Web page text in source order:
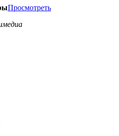
Просмотреть